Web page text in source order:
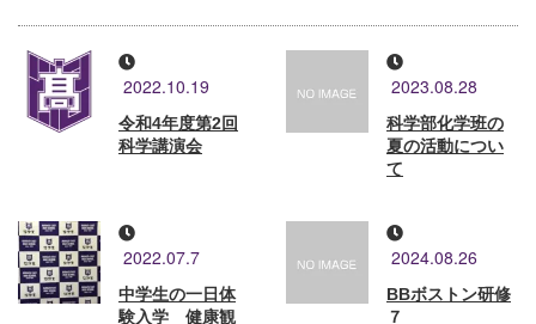
2022.10.19
令和4年度第2回
科学講演会
2023.08.28
科学部化学班の
夏の活動につい
て
2022.07.7
中学生の一日体
験入学 健康観
2024.08.26
BBボストン研修
７